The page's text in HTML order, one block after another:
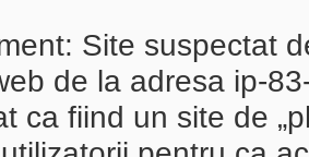
Site suspectat
de la adresa ip-
ca fiind un site de